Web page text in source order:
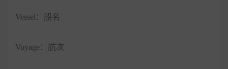
Vessel：船名
Voyage：航次